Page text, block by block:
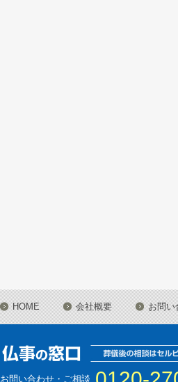
HOME 会社概要 お問い
お問い合わせ・ご相談